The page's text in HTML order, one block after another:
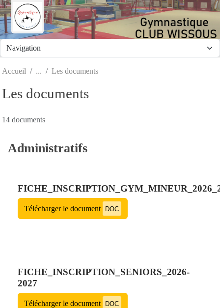
Accueil Les documents
Les documents
14 documents
Administratifs
Télécharger le document DOC
FICHE_INSCRIPTION_SENIORS_2026-
2027
Télécharger le document DOC
Panneau de gestion des cookies